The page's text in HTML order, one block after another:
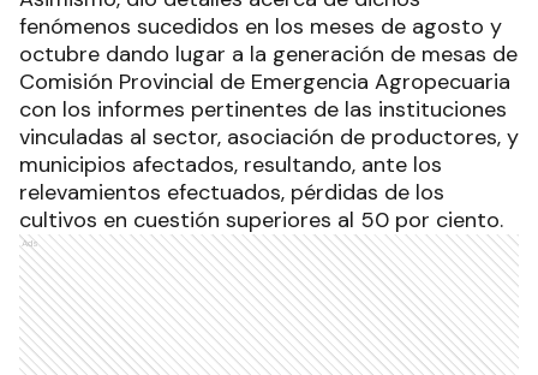
fenómenos sucedidos en los meses de agosto y
octubre dando lugar a la generación de mesas de
Comisión Provincial de Emergencia Agropecuaria
con los informes pertinentes de las instituciones
vinculadas al sector, asociación de productores, y
municipios afectados, resultando, ante los
relevamientos efectuados, pérdidas de los
cultivos en cuestión superiores al 50 por ciento.
Ads